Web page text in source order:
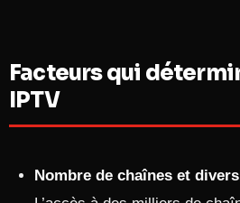
Facteurs qui
IPTV
Nombre de chaînes et